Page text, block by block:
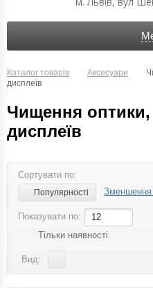
Каталог товарів Аксесуари
дисплеїв
Чищення
дисплеїв
Сортувати по:
Популярності Зменшення
Показувати по:
12
Тільки наявності
Вид: